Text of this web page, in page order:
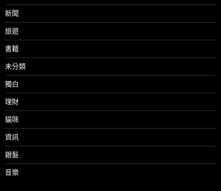
新聞
旅遊
書籍
未分類
獨白
理財
貓咪
資訊
銀髮
音樂